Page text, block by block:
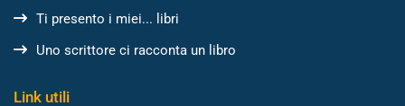
Ti presento i miei... libri
Uno scrittore ci racconta un libro
Link utili